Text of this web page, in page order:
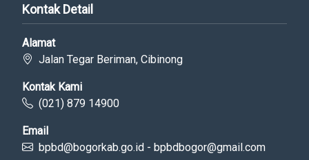
Kontak Detail
Alamat
Jalan Tegar Beriman, Cibinong
Kontak Kami
(021) 879 14900
Email
bpbd@bogorkab.go.id - bpbdbogor@gmail.com